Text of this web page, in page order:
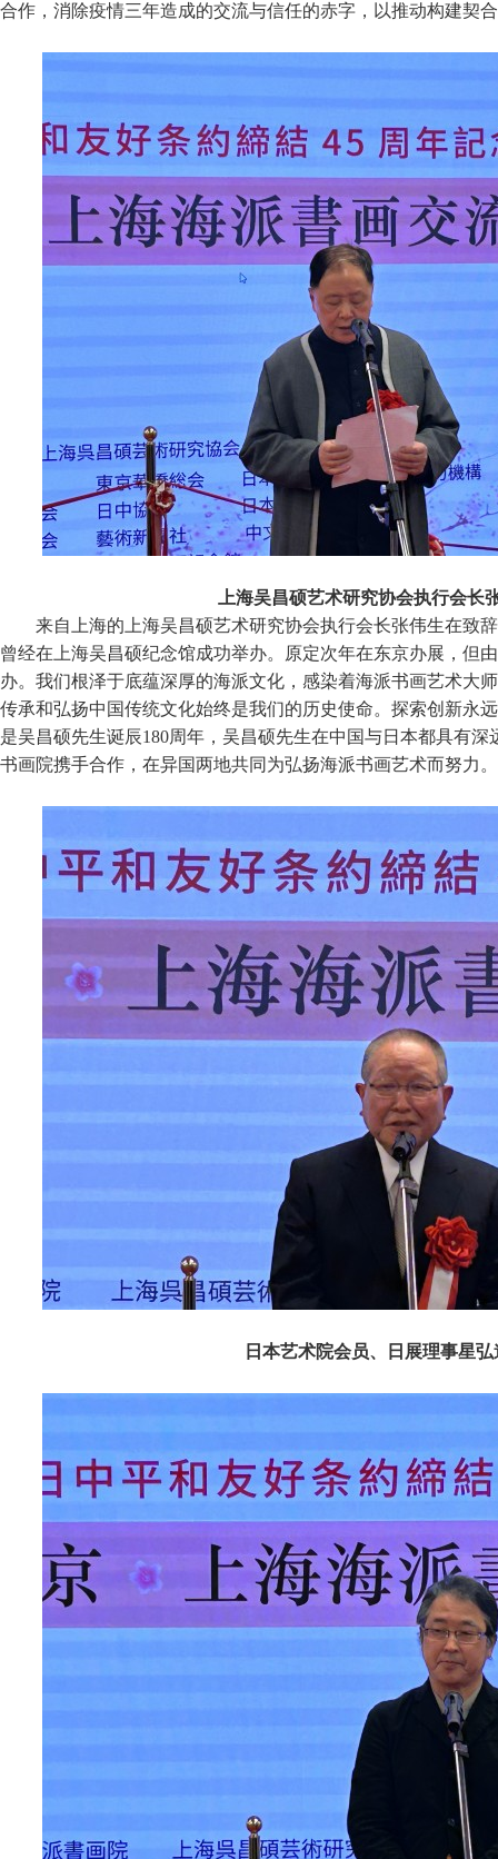
合作，消除疫情三年造成的交流与信任的赤字，以推动构建契
上海吴昌硕艺术研究协会执行会长
来自上海的上海吴昌硕艺术研究协会执行会长张伟生在致
曾经在上海吴昌硕纪念馆成功举办。原定次年在东京办展，但
办。我们根泽于底蕴深厚的海派文化，感染着海派书画艺术大
传承和弘扬中国传统文化始终是我们的历史使命。探索创新永
是吴昌硕先生诞辰180周年，吴昌硕先生在中国与日本都具有
书画院携手合作，在异国两地共同为弘扬海派书画艺术而努力
日本艺术院会员、日展理事星弘